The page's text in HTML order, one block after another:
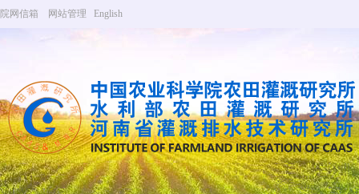
院网信箱 网站管理 English